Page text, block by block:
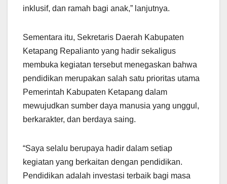
inklusif, dan ramah bagi anak,” lanjutnya.
Sementara itu, Sekretaris Daerah Kabupaten
Ketapang Repalianto yang hadir sekaligus
membuka kegiatan tersebut menegaskan bahwa
pendidikan merupakan salah satu prioritas utama
Pemerintah Kabupaten Ketapang dalam
mewujudkan sumber daya manusia yang unggul,
berkarakter, dan berdaya saing.
“Saya selalu berupaya hadir dalam setiap
kegiatan yang berkaitan dengan pendidikan.
Pendidikan adalah investasi terbaik bagi masa